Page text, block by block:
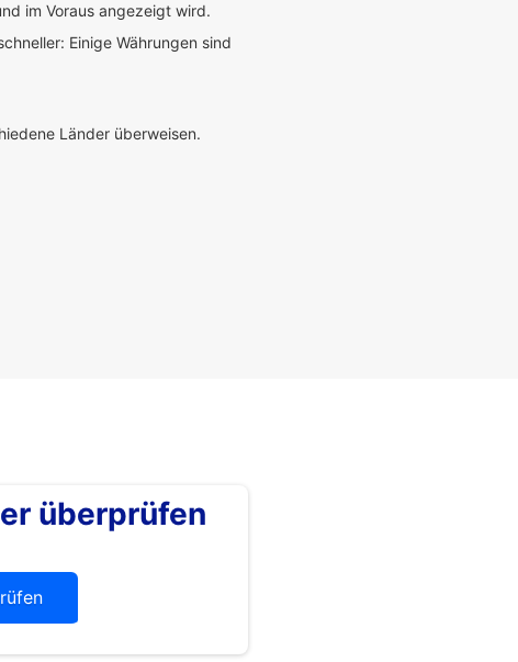
im Voraus angezeigt wird.
Einige Währungen sind
Länder überweisen.
überprüfen